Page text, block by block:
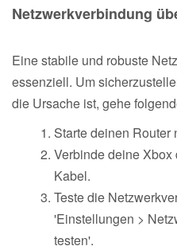
Netzwerkverbindung
Eine stabile und robuste
essenziell. Um
die Ursache ist, gehe
Starte deinen Router
Verbinde deine Xbox
Kabel.
Teste die
'Einstellungen >
testen'.